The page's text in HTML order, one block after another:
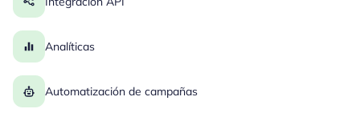
Analíticas
Automatización de campañas